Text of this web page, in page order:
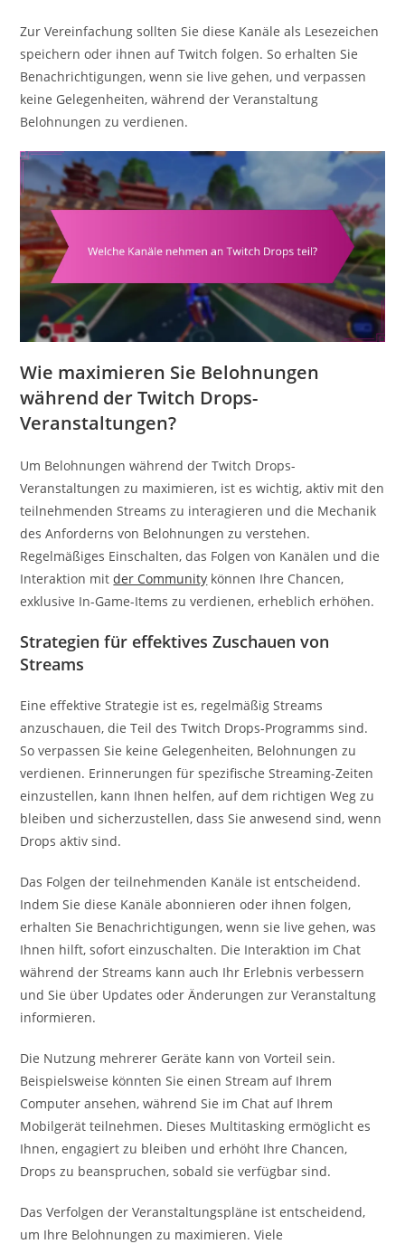
Zur Vereinfachung sollten Sie diese Kanäle als Lesezeichen
speichern oder ihnen auf Twitch folgen. So erhalten Sie
Benachrichtigungen, wenn sie live gehen, und verpassen
keine Gelegenheiten, während der Veranstaltung
Belohnungen zu verdienen.
Wie maximieren Sie Belohnungen
während der Twitch Drops-
Veranstaltungen?
Um Belohnungen während der Twitch Drops-
Veranstaltungen zu maximieren, ist es wichtig, aktiv mit den
teilnehmenden Streams zu interagieren und die Mechanik
des Anforderns von Belohnungen zu verstehen.
Regelmäßiges Einschalten, das Folgen von Kanälen und die
Interaktion mitder Community können Ihre Chancen,
exklusive In-Game-Items zu verdienen, erheblich erhöhen.
Strategien für effektives Zuschauen von
Streams
Eine effektive Strategie ist es, regelmäßig Streams
anzuschauen, die Teil des Twitch Drops-Programms sind.
So verpassen Sie keine Gelegenheiten, Belohnungen zu
verdienen. Erinnerungen für spezifische Streaming-Zeiten
einzustellen, kann Ihnen helfen, auf dem richtigen Weg zu
bleiben und sicherzustellen, dass Sie anwesend sind, wenn
Drops aktiv sind.
Das Folgen der teilnehmenden Kanäle ist entscheidend.
Indem Sie diese Kanäle abonnieren oder ihnen folgen,
erhalten Sie Benachrichtigungen, wenn sie live gehen, was
Ihnen hilft, sofort einzuschalten. Die Interaktion im Chat
während der Streams kann auch Ihr Erlebnis verbessern
und Sie über Updates oder Änderungen zur Veranstaltung
informieren.
Die Nutzung mehrerer Geräte kann von Vorteil sein.
Beispielsweise könnten Sie einen Stream auf Ihrem
Computer ansehen, während Sie im Chat auf Ihrem
Mobilgerät teilnehmen. Dieses Multitasking ermöglicht es
Ihnen, engagiert zu bleiben und erhöht Ihre Chancen,
Drops zu beanspruchen, sobald sie verfügbar sind.
Das Verfolgen der Veranstaltungspläne ist entscheidend,
um Ihre Belohnungen zu maximieren. Viele